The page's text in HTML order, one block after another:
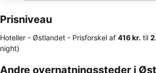
Prisniveau
Hoteller - Østlandet - Prisforskel af ‎416 kr. til
night)
Andre overnatningssteder i